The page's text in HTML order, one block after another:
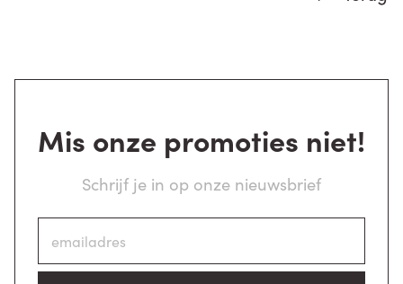
Mis onze promoties niet!
Schrijf je in op onze nieuwsbrief